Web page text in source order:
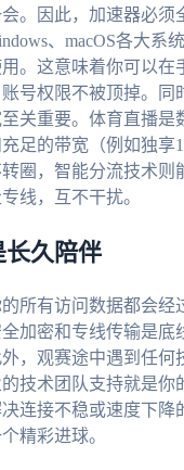
。因此，加速器必须
、macOS各大系
。这意味着你可以在
号权限不被顶掉。同
关重要。体育直播是
足的带宽（例如独享
圈，智能分流技术则
线，互不干扰。
长久陪伴
所有访问数据都会经
加密和专线传输是底
，观赛途中遇到任何
技术团队支持就是你
连接不稳或速度下降
精彩进球。